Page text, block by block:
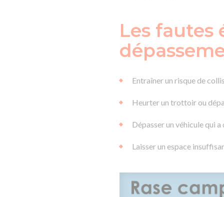
Les fautes
Entraîner un risque de
Heurter un trottoir ou
Dépasser un véhicule qui
Laisser un espace